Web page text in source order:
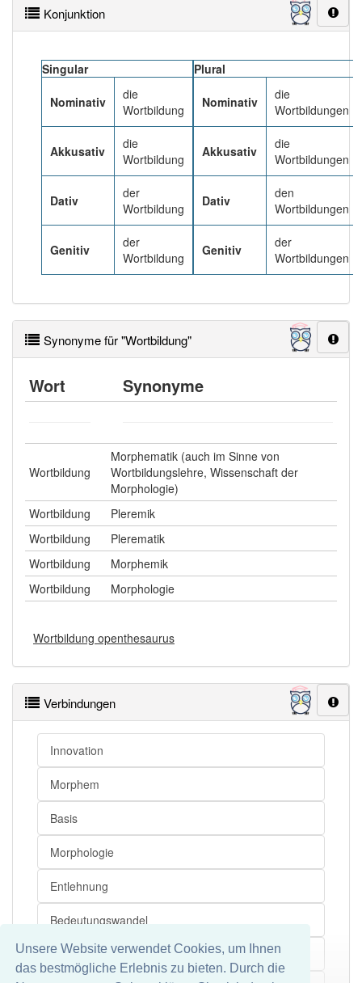
Unsere Website verwendet Cookies, um Ihnen
das bestmögliche Erlebnis zu bieten. Durch die
Wörter mit Endung
aber mit einem
anderen Artikeldie: 0
Das Wort wird häufig verwendet im Bereich
Sprachwissenschaft
97% unserer Spielapp-Nutzer haben den Artikel
korrekt erraten.
Konjunktion
Singular
Nominativ
die
Wortbildung
Akkusativ
die
Wortbildung
Dativ
der
Wortbildung
Genitiv
der
Wortbildung
Plural
Nominativ
die
Wortbildungen
Akkusativ
die
Wortbildungen
Dativ
den
Wortbildungen
Genitiv
der
Wortbildungen
Synonyme für "Wortbildung"
Wort Synonyme
Wortbildung
Morphematik (auch im Sinne von
Wortbildungslehre, Wissenschaft der
Morphologie)
Wortbildung
Pleremik
Wortbildung
Plerematik
Wortbildung
Morphemik
Wortbildung
Morphologie
Wortbildung openthesaurus
Verbindungen
Innovation
Morphem
Basis
Morphologie
Entlehnung
Bedeutungswandel
Gegenstandsbereich